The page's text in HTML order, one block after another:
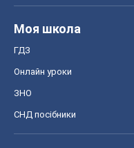
Моя школа
ГДЗ
Онлайн уроки
ЗНО
СНД посібники